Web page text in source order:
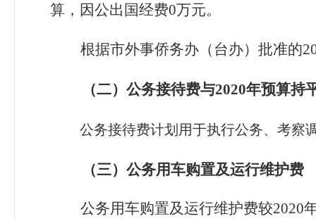
算，因公出国经费0万元。
根据市外事侨务办（台办）批准的
（二）公务接待费与2020年预算持
公务接待费计划用于执行公务、考察
（三）公务用车购置及运行维护费
公务用车购置及运行维护费较2020